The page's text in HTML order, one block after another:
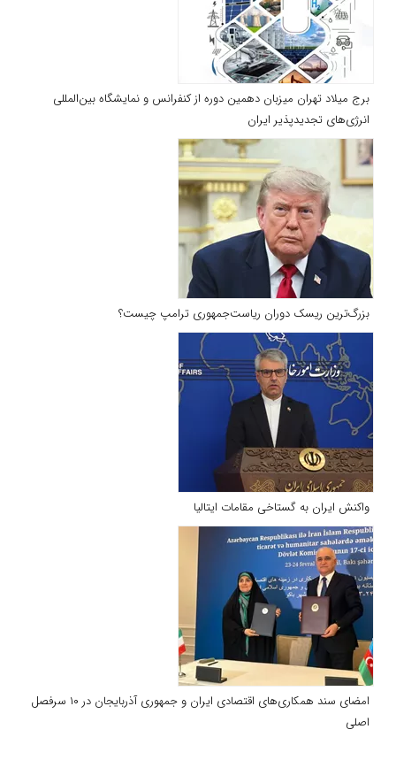
برج میلاد تهران میزبان دهمین دوره از کنفرانس و نمایشگاه بین‌المللی
انرژی‌های تجدیدپذیر ایران
بزرگ‌ترین ریسک دوران ریاست‌جمهوری ترامپ چیست؟
واکنش ایران به گستاخی مقامات ایتالیا
امضای سند همکاری‌های اقتصادی ایران و جمهوری آذربایجان در ۱۰ سرفصل
اصلی